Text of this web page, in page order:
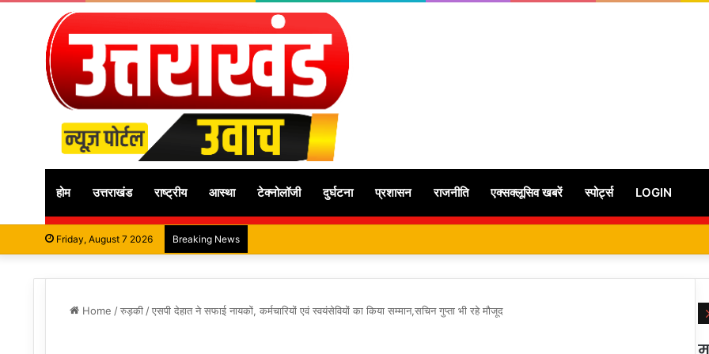
होम उत्तराखंड राष्ट्रीय आस्था टेक्नोलॉजी दुर्घटना प्रशासन राजनीति एक्सक्लूसिव खबरें स्पोर्ट्स LOGIN
Friday, August 7 2026 Breaking News
Home /रुड़की /एसपी देहात ने सफाई नायकों, कर्मचारियों एवं स्वयंसेवियों का किया सम्मान,सचिन गुप्ता भी रहे मौजूद